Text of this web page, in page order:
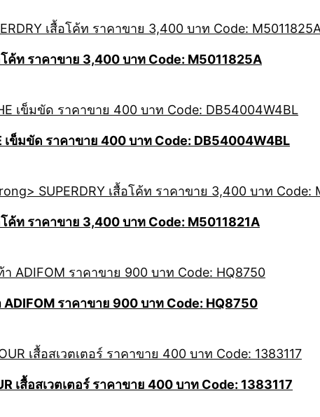
โค้ท ราคาขาย 3,400 บาท Code: M5011825A
เข็มขัด ราคาขาย 400 บาท Code: DB54004W4BL
โค้ท ราคาขาย 3,400 บาท Code: M5011821A
ราคาขาย 900 บาท Code: HQ8750
เสื้อสเวตเตอร์ ราคาขาย 400 บาท Code: 1383117